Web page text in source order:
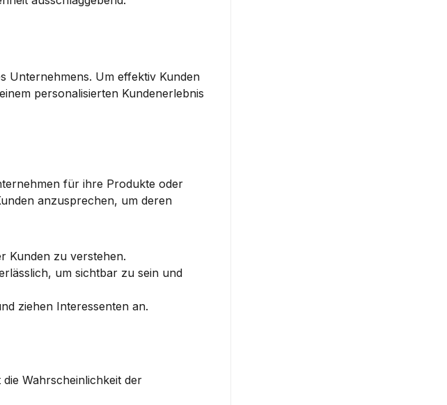
Unternehmens. Um effektiv Kunden
personalisierten Kundenerlebnis
für ihre Produkte oder
anzusprechen, um deren
Kunden zu verstehen.
um sichtbar zu sein und
ziehen Interessenten an.
Wahrscheinlichkeit der